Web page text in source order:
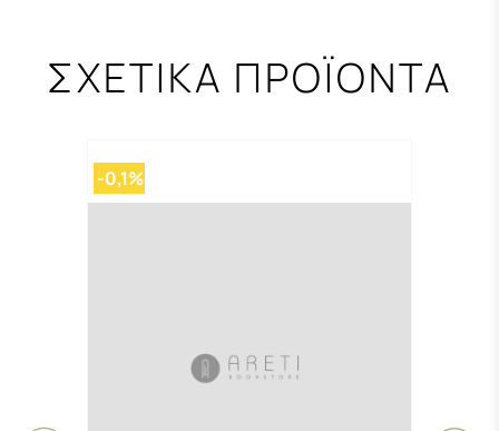
ΣΧΕΤΙΚΑ ΠΡΟΪΟΝΤΑ
-0,1%